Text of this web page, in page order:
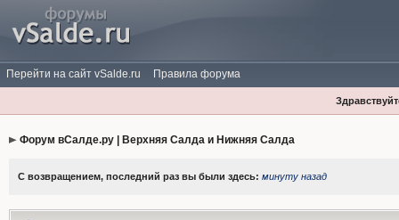
Перейти на сайт vSalde.ru Правила форума
Форум вСалде.ру | Верхняя Салда и Нижняя Салда
С возвращением, последний раз вы были здесь: минуту назад